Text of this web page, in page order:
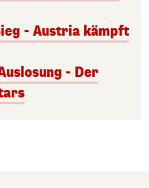
- Austria kämpft
- Der